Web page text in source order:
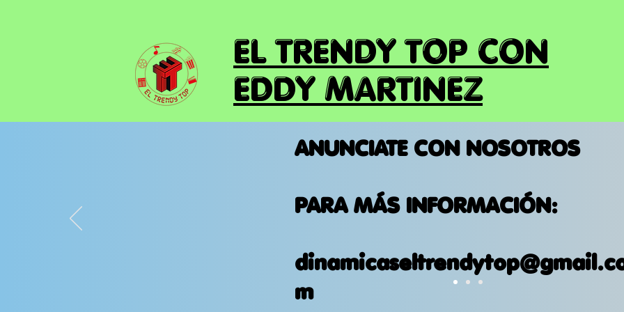
EL TRENDY TOP CON
EDDY MARTINEZ
ANUNCIATE CON NOSOTROS
PARA MÁS INFORMACIÓN:
m